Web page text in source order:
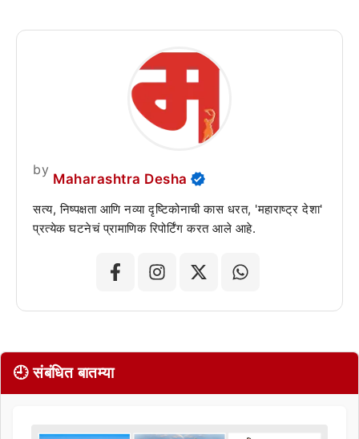
by
Maharashtra Desha
सत्य, निष्पक्षता आणि नव्या दृष्टिकोनाची कास धरत, 'महाराष्ट्र देशा'
प्रत्येक घटनेचं प्रामाणिक रिपोर्टिंग करत आले आहे.
🕘 संबंधित बातम्या